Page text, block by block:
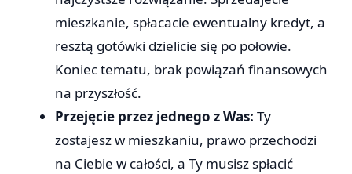
mieszkanie, spłacacie ewentualny kredyt, a
resztą gotówki dzielicie się po połowie.
Koniec tematu, brak powiązań finansowych
na przyszłość.
Przejęcie przez jednego z Was: Ty
zostajesz w mieszkaniu, prawo przechodzi
na Ciebie w całości, a Ty musisz spłacić